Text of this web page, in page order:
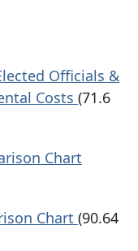
Officials &
Costs (71.6
Chart
Chart (90.64